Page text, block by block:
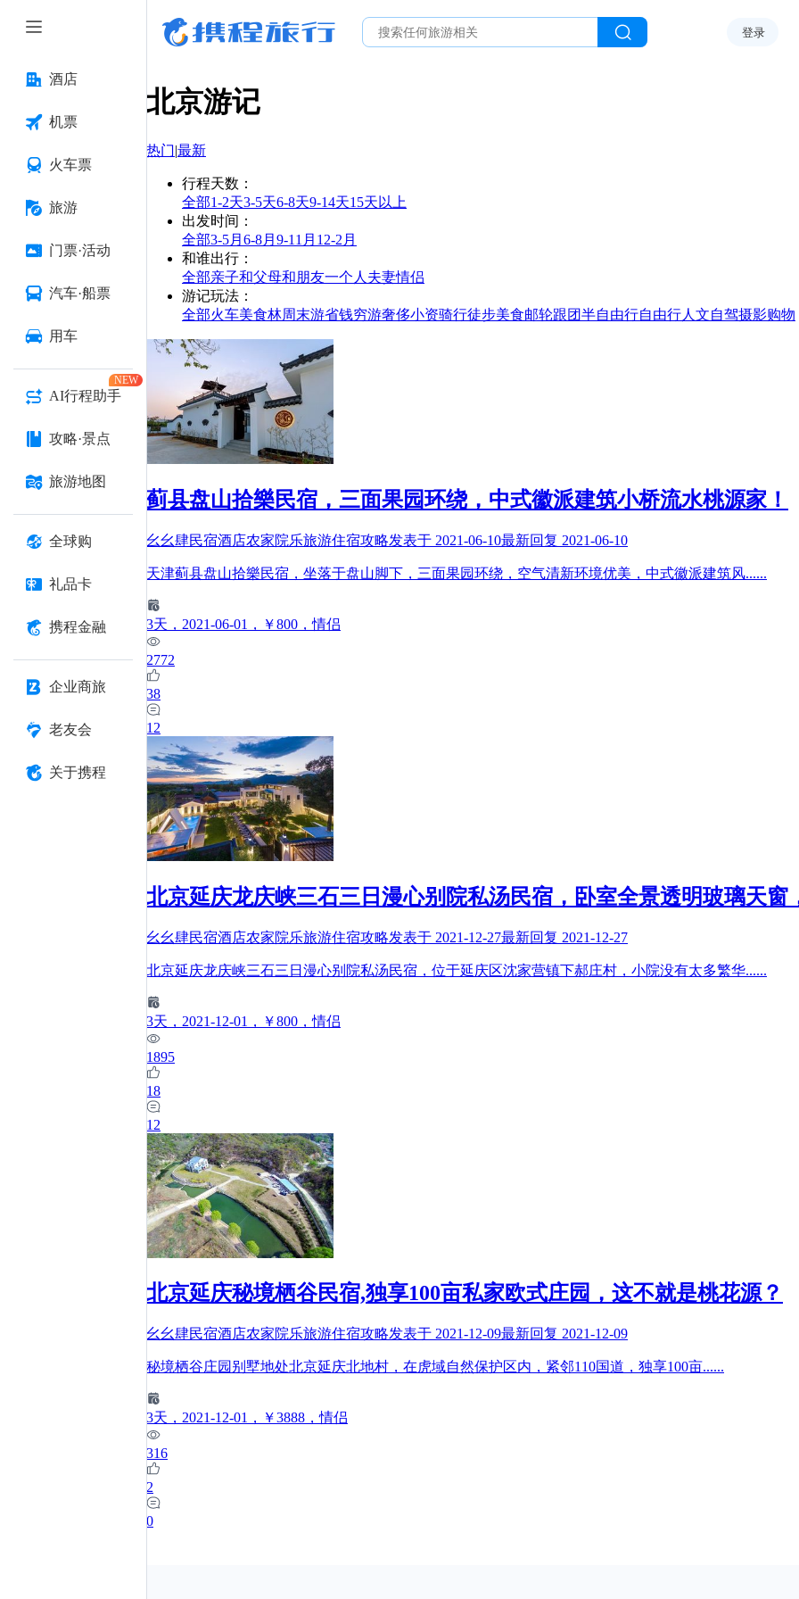
酒店
机票
火车票
旅游
门票·活动
汽车·船票
用车
AI行程助手
NEW
攻略·景点
旅游地图
全球购
礼品卡
携程金融
企业商旅
老友会
关于携程
登录
北京游记
热门|最新
行程天数 ：
全部1-2天3-5天6-8天9-14天15天以上
出发时间 ：
全部3-5月 6-8月 9-11月 12-2月
和谁出行 ：
全部亲子和父母和朋友一个人 夫妻情侣
游记玩法 ：
全部火车美食林周末游省钱穷游奢侈小资骑行徒步美食邮轮跟团半自由行自由行人文自驾摄影购物
蓟县盘山拾樂民宿，三面果园环绕，中式徽派建筑小桥流水桃源家！
幺幺肆民宿酒店农家院乐旅游住宿攻略发表于 2021-06-10最新回复 2021-06-10
天津蓟县盘山拾樂民宿，坐落于盘山脚下，三面果园环绕，空气清新环境优美，中式徽派建筑风......
3天 ，2021-06-01 ，￥800 ，情侣
2772
38
12
北京延庆龙庆峡三石三日漫心别院私汤民宿，卧室全景透明玻璃天窗
幺幺肆民宿酒店农家院乐旅游住宿攻略发表于 2021-12-27最新回复 2021-12-27
北京延庆龙庆峡三石三日漫心别院私汤民宿，位于延庆区沈家营镇下郝庄村，小院没有太多繁华......
3天 ，2021-12-01 ，￥800 ，情侣
1895
18
12
北京延庆秘境栖谷民宿,独享100亩私家欧式庄园，这不就是桃花源？
幺幺肆民宿酒店农家院乐旅游住宿攻略发表于 2021-12-09最新回复 2021-12-09
秘境栖谷庄园别墅地处北京延庆北地村，在虎域自然保护区内，紧邻110国道，独享100亩......
3天 ，2021-12-01 ，￥3888 ，情侣
316
2
0